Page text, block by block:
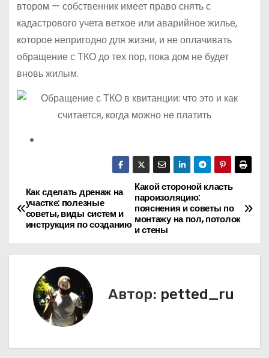
втором — собственник имеет право снять с
кадастрового учета ветхое или аварийное жилье,
которое непригодно для жизни, и не оплачивать
обращение с ТКО до тех пор, пока дом не будет
вновь жилым.
Н
а
ц
Какой стороной класть
пароизоляцию:
пояснения и советы по
монтажу на пол, потолок
и стены
Как сделать дренаж на
участке: полезные
советы, виды систем и
инструкция по созданию
Автор: petted_ru